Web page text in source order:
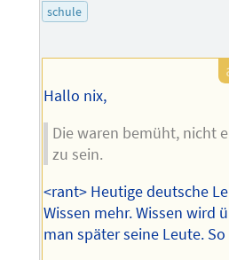
schule
Hallo nix,
Die waren bemüht, nicht
zu sein.
<rant> Heutige deutsche
Wissen mehr. Wissen wird
man später seine Leute.